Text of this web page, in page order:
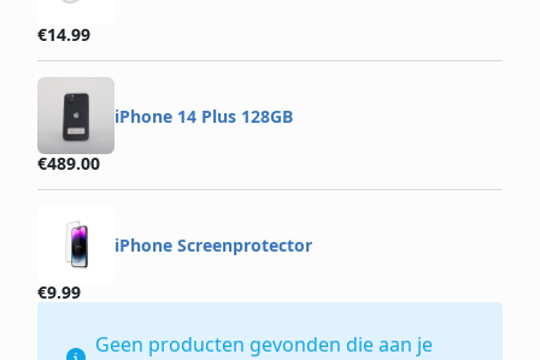
€14.99
iPhone 14 Plus 128GB
€489.00
iPhone Screenprotector
€9.99
Geen producten gevonden die aan je